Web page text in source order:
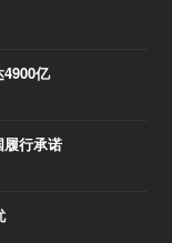
亿
行承诺